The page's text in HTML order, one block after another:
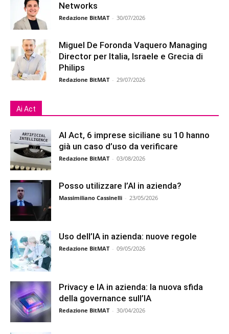
Networks
Redazione BitMAT - 30/07/2026
Miguel De Foronda Vaquero Managing
Director per Italia, Israele e Grecia di
Philips
Redazione BitMAT - 29/07/2026
Ai Act
AI Act, 6 imprese siciliane su 10 hanno
già un caso d’uso da verificare
Redazione BitMAT - 03/08/2026
Posso utilizzare l’AI in azienda?
Massimiliano Cassinelli - 23/05/2026
Uso dell’IA in azienda: nuove regole
Redazione BitMAT - 09/05/2026
Privacy e IA in azienda: la nuova sfida
della governance sull’IA
Redazione BitMAT - 30/04/2026